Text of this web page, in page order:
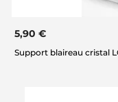
5,90 €
Support blaireau cristal